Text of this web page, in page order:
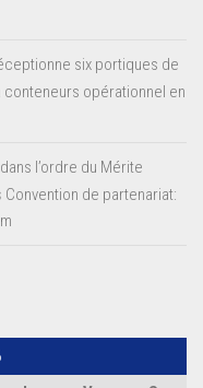
six portiques de
conteneurs opérationnel en
l’ordre du Mérite
Convention de partenariat: